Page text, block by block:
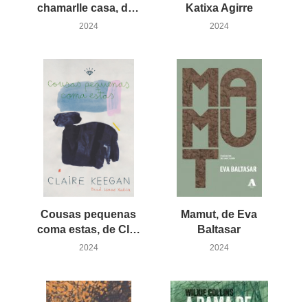
chamarlle casa, de Marta Orriols
2024
Katixa Agirre
2024
Cousas pequenas
coma estas, de Claire Keegan
2024
Mamut, de Eva
Baltasar
2024